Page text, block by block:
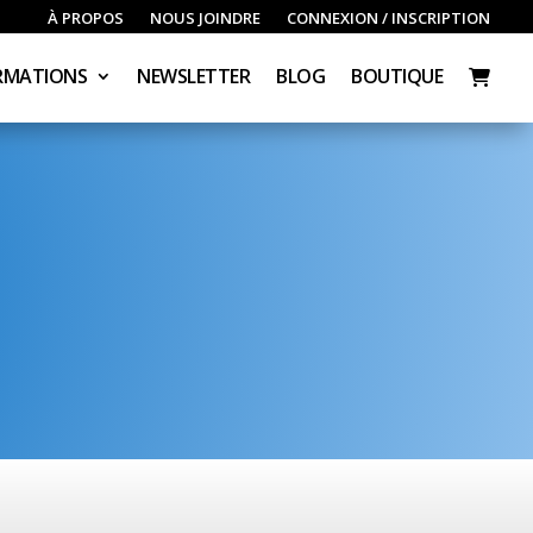
À PROPOS NOUS JOINDRE CONNEXION / INSCRIPTION
NEWSLETTER BLOG BOUTIQUE